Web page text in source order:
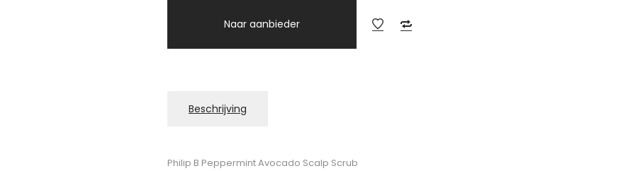
Naar aanbieder
Beschrijving
Philip B Peppermint Avocado Scalp Scrub